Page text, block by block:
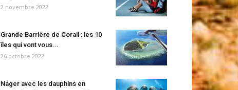
2 novembre 2022
Grande Barrière de Corail : les 10
îles qui vont vous...
26 octobre 2022
Nager avec les dauphins en